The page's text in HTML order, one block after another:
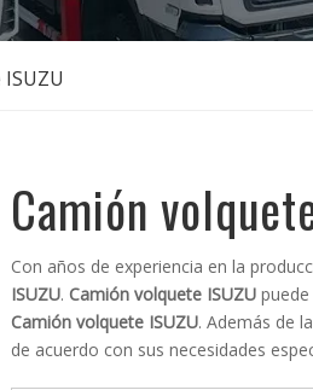
Camión
Con años de experiencia en la
ISUZU. Camión volquete ISUZU
Camión volquete ISUZU. Además de
de acuerdo con sus necesidades